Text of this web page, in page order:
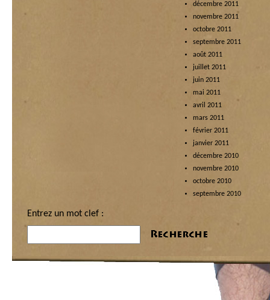
décembre 2011
novembre 2011
octobre 2011
septembre 2011
août 2011
juillet 2011
juin 2011
mai 2011
avril 2011
mars 2011
février 2011
janvier 2011
décembre 2010
novembre 2010
octobre 2010
septembre 2010
Entrez un mot clef :